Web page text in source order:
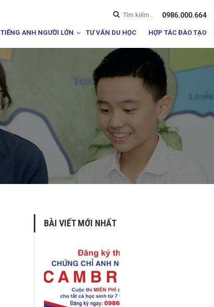
0986.000.664
TIẾNG ANH NGƯỜI LỚN TƯ VẤN DU HỌC HỢP TÁC ĐÀO TẠO
BÀI VIẾT MỚI NHẤT